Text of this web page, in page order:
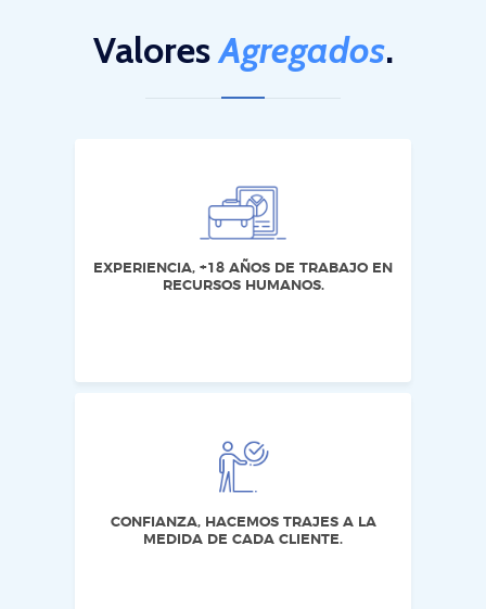
ValoresAgregados.
EXPERIENCIA, +18 AÑOS DE TRABAJO EN
RECURSOS HUMANOS.
CONFIANZA, HACEMOS TRAJES A LA
MEDIDA DE CADA CLIENTE.